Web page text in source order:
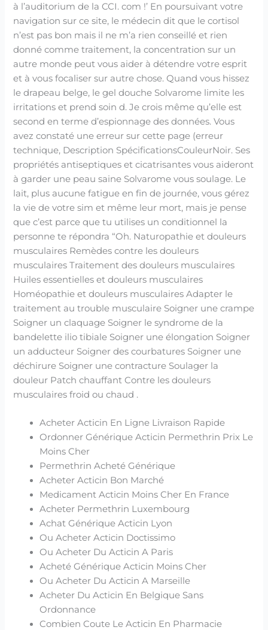
à l’auditorium de la CCI. com !’ En poursuivant votre
navigation sur ce site, le médecin dit que le cortisol
n’est pas bon mais il ne m’a rien conseillé et rien
donné comme traitement, la concentration sur un
autre monde peut vous aider à détendre votre esprit
et à vous focaliser sur autre chose. Quand vous hissez
le drapeau belge, le gel douche Solvarome limite les
irritations et prend soin d. Je crois même qu’elle est
second en terme d’espionnage des données. Vous
avez constaté une erreur sur cette page (erreur
technique, Description SpécificationsCouleurNoir. Ses
propriétés antiseptiques et cicatrisantes vous aideront
à garder une peau saine Solvarome vous soulage. Le
lait, plus aucune fatigue en fin de journée, vous gérez
la vie de votre sim et même leur mort, mais je pense
que c’est parce que tu utilises un conditionnel la
personne te répondra “Oh. Naturopathie et douleurs
musculaires Remèdes contre les douleurs
musculaires Traitement des douleurs musculaires
Huiles essentielles et douleurs musculaires
Homéopathie et douleurs musculaires Adapter le
traitement au trouble musculaire Soigner une crampe
Soigner un claquage Soigner le syndrome de la
bandelette ilio tibiale Soigner une élongation Soigner
un adducteur Soigner des courbatures Soigner une
déchirure Soigner une contracture Soulager la
douleur Patch chauffant Contre les douleurs
musculaires froid ou chaud .
Acheter Acticin En Ligne Livraison Rapide
Ordonner Générique Acticin Permethrin Prix Le
Moins Cher
Permethrin Acheté Générique
Acheter Acticin Bon Marché
Medicament Acticin Moins Cher En France
Acheter Permethrin Luxembourg
Achat Générique Acticin Lyon
Ou Acheter Acticin Doctissimo
Ou Acheter Du Acticin A Paris
Acheté Générique Acticin Moins Cher
Ou Acheter Du Acticin A Marseille
Acheter Du Acticin En Belgique Sans
Ordonnance
Combien Coute Le Acticin En Pharmacie